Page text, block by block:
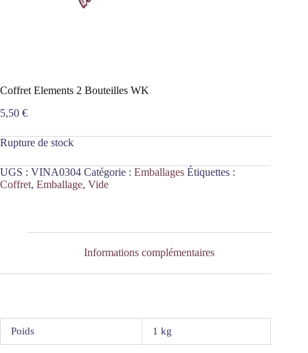
Coffret Elements 2 Bouteilles WK
5,50 €
Rupture de stock
UGS : VINA0304 Catégorie : Emballages Étiquettes :
Coffret, Emballage, Vide
Informations complémentaires
Poids 1 kg